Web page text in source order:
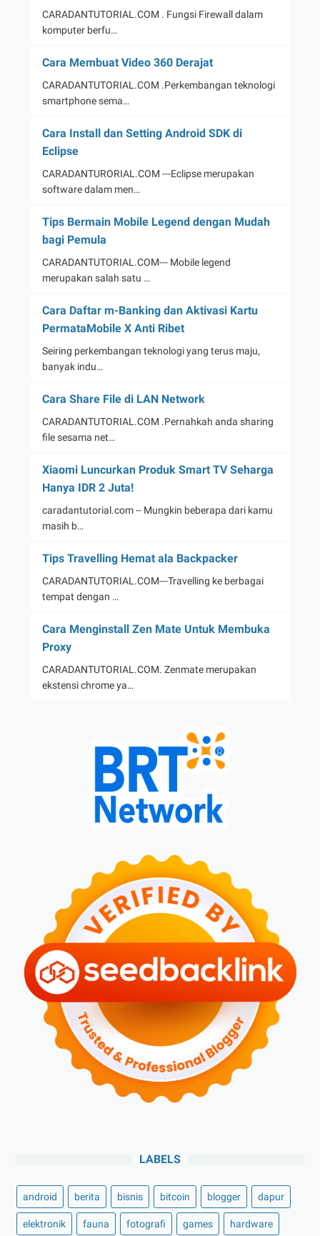
CARADANTUTORIAL.COM . Fungsi Firewall dalam
komputer berfu…
Cara Membuat Video 360 Derajat
CARADANTUTORIAL.COM .Perkembangan teknologi
smartphone sema…
Cara Install dan Setting Android SDK di
Eclipse
CARADANTURORIAL.COM ---Eclipse merupakan
software dalam men…
Tips Bermain Mobile Legend dengan Mudah
bagi Pemula
CARADANTUTORIAL.COM--- Mobile legend
merupakan salah satu …
Cara Daftar m-Banking dan Aktivasi Kartu
PermataMobile X Anti Ribet
Seiring perkembangan teknologi yang terus maju,
banyak indu…
Cara Share File di LAN Network
CARADANTUTORIAL.COM .Pernahkah anda sharing
file sesama net…
Xiaomi Luncurkan Produk Smart TV Seharga
Hanya IDR 2 Juta!
caradantutorial.com -- Mungkin beberapa dari kamu
masih b…
Tips Travelling Hemat ala Backpacker
CARADANTUTORIAL.COM---Travelling ke berbagai
tempat dengan …
Cara Menginstall Zen Mate Untuk Membuka
Proxy
CARADANTUTORIAL.COM. Zenmate merupakan
ekstensi chrome ya…
LABELS
android berita bisnis bitcoin blogger dapur
elektronik fauna fotografi games hardware